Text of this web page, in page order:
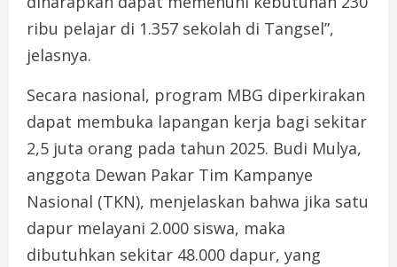
ribu pelajar di 1.357 sekolah di Tangsel”,
jelasnya.
Secara nasional, program MBG diperkirakan
dapat membuka lapangan kerja bagi sekitar
2,5 juta orang pada tahun 2025. Budi Mulya,
anggota Dewan Pakar Tim Kampanye
Nasional (TKN), menjelaskan bahwa jika satu
dapur melayani 2.000 siswa, maka
dibutuhkan sekitar 48.000 dapur, yang